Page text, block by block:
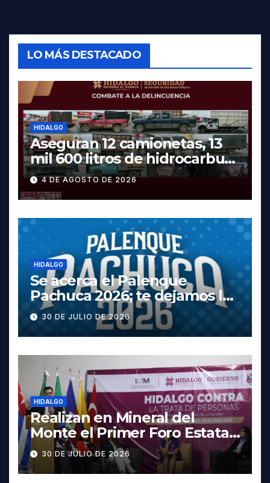
LO MÁS DESTACADO
HIDALGO
Aseguran 12 camionetas, 13
mil 600 litros de hidrocarburo
y dos vehículos robados en
Tula
4 DE AGOSTO DE 2026
HIDALGO
Se acerca el Palenque
Pachuca 2026; te dejamos la
cartelera completa, las
fechas y los precios
30 DE JULIO DE 2026
HIDALGO
Realizan en Mineral del
Monte el Primer Foro Estatal
contra la Trata de Personas
30 DE JULIO DE 2026